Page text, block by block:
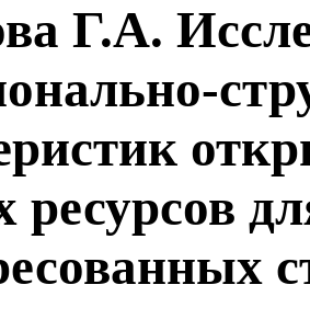
Г.А.
ресурсов